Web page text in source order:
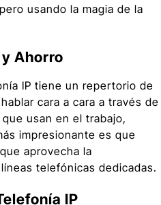
usando la magia de la
Ahorro
IP tiene un repertorio de
cara a cara a través de
usan en el trabajo,
impresionante es que
aprovecha la
telefónicas dedicadas.
IP